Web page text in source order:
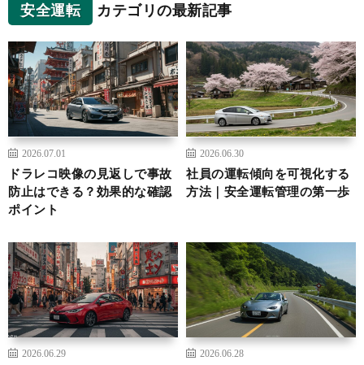
安全運転 カテゴリの最新記事
2026.07.01
ドラレコ映像の見返しで事故
防止はできる？効果的な確認
ポイント
2026.06.30
社員の運転傾向を可視化する
方法｜安全運転管理の第一歩
2026.06.29 2026.06.28